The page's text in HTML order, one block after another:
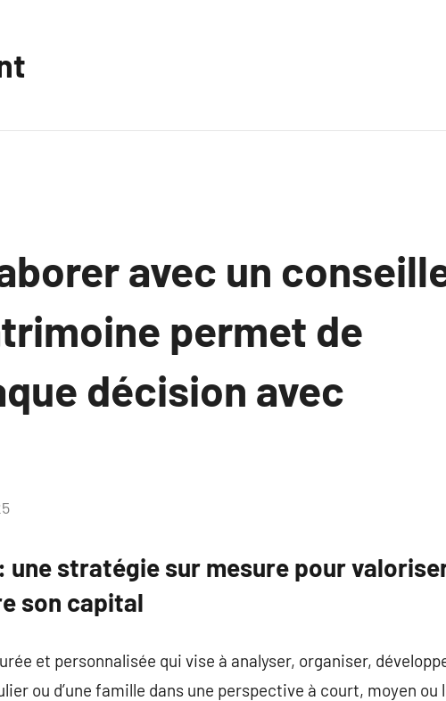
avec un
permet de
décision avec
une stratégie sur mesure pour
son capital
et personnalisée qui vise à analyser, organiser,
ou d’une famille dans une perspective à court, moyen ou